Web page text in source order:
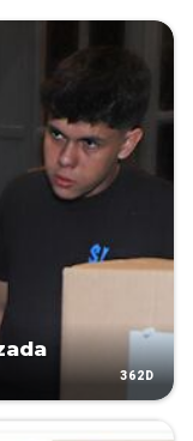
362D